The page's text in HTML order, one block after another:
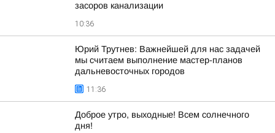
засоров канализации
10:36
Юрий Трутнев: Важнейшей для нас задачей
мы считаем выполнение мастер-планов
дальневосточных городов
11:36
Доброе утро, выходные! Всем солнечного
дня!